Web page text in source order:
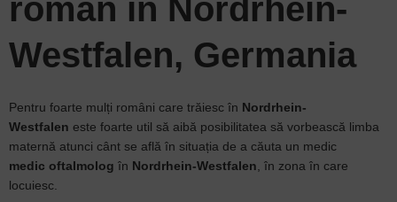
român în Nordrhein-
Westfalen, Germania
Pentru foarte mulți români care trăiesc în Nordrhein-
Westfalen este foarte util să aibă posibilitatea să vorbească limba
maternă atunci cânt se află în situația de a căuta un medic
medic oftalmolog în Nordrhein-Westfalen , în zona în care
locuiesc.